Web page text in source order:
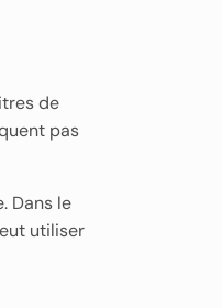
de
pas
Dans le
utiliser